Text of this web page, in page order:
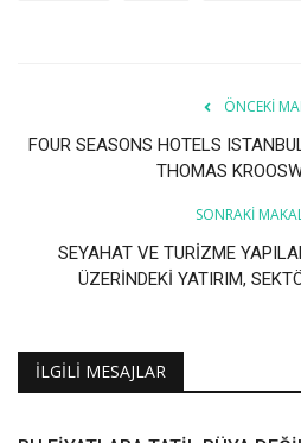
ÖNCEKI
FOUR SEASONS HOTELS
THOMAS
SONRAKI
SEYAHAT VE TURİZME
ÜZERİNDEKİ YATIRIM,
İLGILI MESAJLAR